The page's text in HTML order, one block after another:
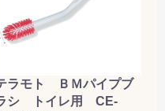
ラモト ＢＭパイプブ
シ トイレ用 CE-